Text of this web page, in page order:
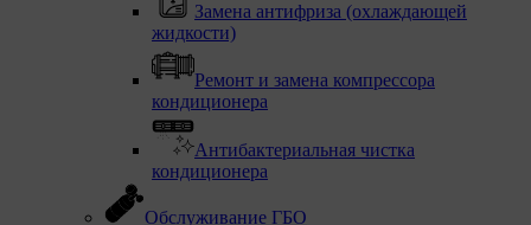
Замена антифриза (охлаждающей
жидкости)
Ремонт и замена компрессора
кондиционера
Антибактериальная чистка
кондиционера
Обслуживание ГБО